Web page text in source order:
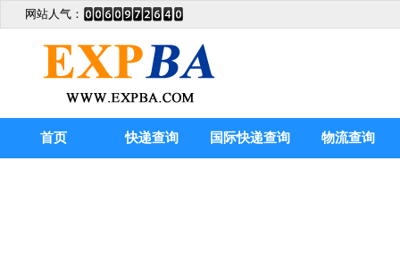
网站人气：
首页 快递查询 国际快递查询 物流查询